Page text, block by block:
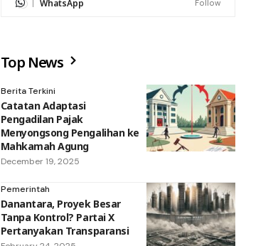
WhatsApp Follow
Top News
Berita Terkini
Catatan Adaptasi
Pengadilan Pajak
Menyongsong Pengalihan ke
Mahkamah Agung
December 19, 2025
Pemerintah
Danantara, Proyek Besar
Tanpa Kontrol? Partai X
Pertanyakan Transparansi